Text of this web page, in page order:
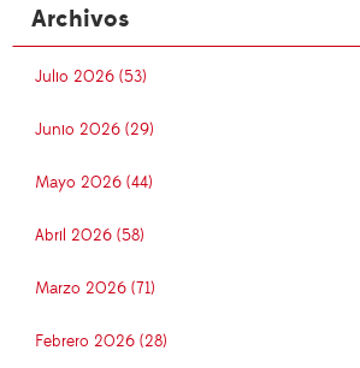
Archivos
Julio 2026 (53)
Junio 2026 (29)
Mayo 2026 (44)
Abril 2026 (58)
Marzo 2026 (71)
Febrero 2026 (28)